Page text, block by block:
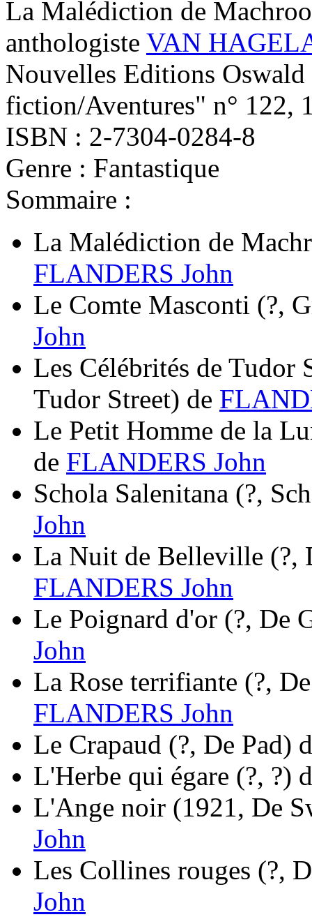
La Malédiction de
anthologiste VAN
Nouvelles Editions
fiction/Aventures" n° 122,
ISBN : 2-7304-0284-8
Genre : Fantastique
Sommaire :
La Malédiction de
FLANDERS John
Le Comte Masconti (?,
John
Les Célébrités de Tudor
Tudor Street) de
Le Petit Homme de la
de FLANDERS John
Schola Salenitana (?,
John
La Nuit de Belleville (?,
FLANDERS John
Le Poignard d'or (?, De
John
La Rose terrifiante (?,
FLANDERS John
Le Crapaud (?, De Pad)
L'Herbe qui égare (?, ?)
L'Ange noir (1921, De
John
Les Collines rouges (?,
John